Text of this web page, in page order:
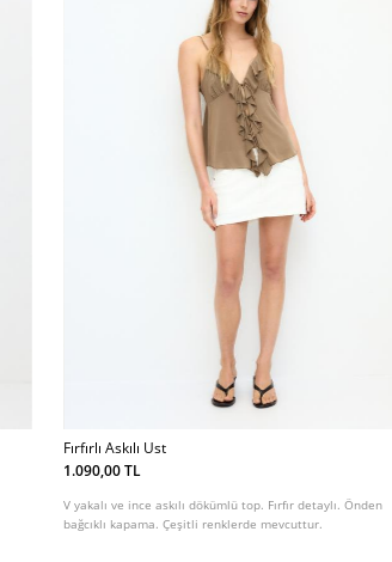
Fırfırlı Askılı Ust
1.090,00 TL
V yakalı ve ince askılı dökümlü top. Fırfır detaylı. Önden
bağcıklı kapama. Çeşitli renklerde mevcuttur.